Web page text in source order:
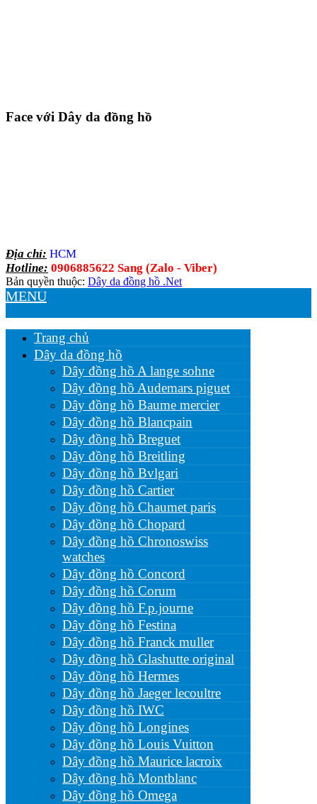
Face với Dây da đồng hồ
Địa chỉ: HCM
Hotline: 0906885622 Sang (Zalo - Viber)
Bản quyền thuộc: Dây da đồng hồ .Net
MENU
Trang chủ
Dây da đồng hồ
Dây đồng hồ A lange sohne
Dây đồng hồ Audemars piguet
Dây đồng hồ Baume mercier
Dây đồng hồ Blancpain
Dây đồng hồ Breguet
Dây đồng hồ Breitling
Dây đồng hồ Bvlgari
Dây đồng hồ Cartier
Dây đồng hồ Chaumet paris
Dây đồng hồ Chopard
Dây đồng hồ Chronoswiss
watches
Dây đồng hồ Concord
Dây đồng hồ Corum
Dây đồng hồ F.p.journe
Dây đồng hồ Festina
Dây đồng hồ Franck muller
Dây đồng hồ Glashutte original
Dây đồng hồ Hermes
Dây đồng hồ Jaeger lecoultre
Dây đồng hồ IWC
Dây đồng hồ Longines
Dây đồng hồ Louis Vuitton
Dây đồng hồ Maurice lacroix
Dây đồng hồ Montblanc
Dây đồng hồ Omega